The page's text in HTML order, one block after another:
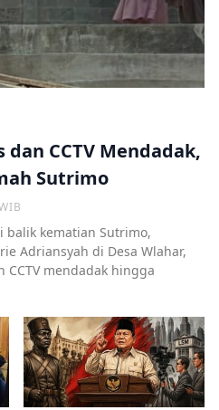
CCTV Mendadak,
Sutrimo
balik kematian Sutrimo,
Adriansyah di Desa Wlahar,
CCTV mendadak hingga